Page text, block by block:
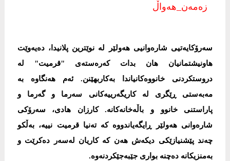
زەمەن_هەواڵ
سەرۆکایەتیی شارەوانیی هەولێر لە نوێترین پلانیدا، دەیەوێت
هاونیشتمانیان هان بدات کەرەستەی "قرمیت" لە
دروستکردنی خانووەکانیاندا بەکاربهێنن. ئەم هەنگاوە بە
مەبەستی ڕێگری لە کاریگەرییەکانی سەرما و گەرما و
پاراستنی خانوو و باڵەخانەکانە. کارزان هادی، سەرۆکی
شارەوانی هەولێر ڕایگەیاندووە کە تەنیا قرمیت نییە، بەڵکو
چەند پێشنیازێکی دیکەش هەن کە کاریان لەسەر دەکرێت و
بەمنزیکانە دەچنە بواری جێبەجێکردنەوە.